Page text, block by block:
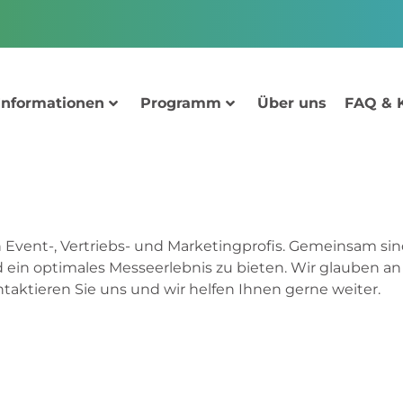
Programm Über uns FAQ &
, Vertriebs- und Marketingprofis. Gemeinsam
optimales Messeerlebnis zu bieten. Wir glauben
Sie uns und wir helfen Ihnen gerne weiter.